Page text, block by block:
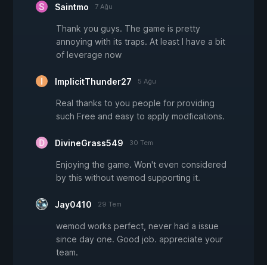
Saintmo 7 Ağu
Thank you guys. The game is pretty
annoying with its traps. At least I have a bit
of leverage now
ImplicitThunder27 5 Ağu
Real thanks to you people for providing
such Free and easy to apply modfications.
DivineGrass549 30 Tem
Enjoying the game. Won't even considered
by this without wemod supporting it.
Jay0410 29 Tem
wemod works perfect, never had a issue
since day one. Good job. appreciate your
team.